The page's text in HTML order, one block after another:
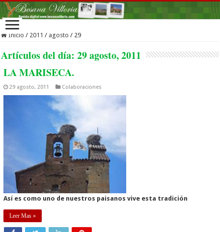
Inicio / 2011 / agosto / 29
Artículos del día:29 agosto, 2011
LA MARISECA.
29 agosto, 2011 Colaboraciones
Así es como uno de nuestros paisanos vive esta tradición
Leer Mas »